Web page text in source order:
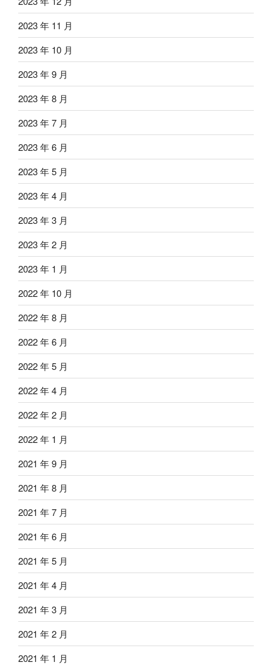
2023 年 11 月
2023 年 10 月
2023 年 9 月
2023 年 8 月
2023 年 7 月
2023 年 6 月
2023 年 5 月
2023 年 4 月
2023 年 3 月
2023 年 2 月
2023 年 1 月
2022 年 10 月
2022 年 8 月
2022 年 6 月
2022 年 5 月
2022 年 4 月
2022 年 2 月
2022 年 1 月
2021 年 9 月
2021 年 8 月
2021 年 7 月
2021 年 6 月
2021 年 5 月
2021 年 4 月
2021 年 3 月
2021 年 2 月
2021 年 1 月